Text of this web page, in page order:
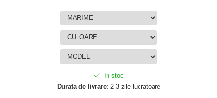
In stoc
Durata de livrare: 2-3 zile lucratoare